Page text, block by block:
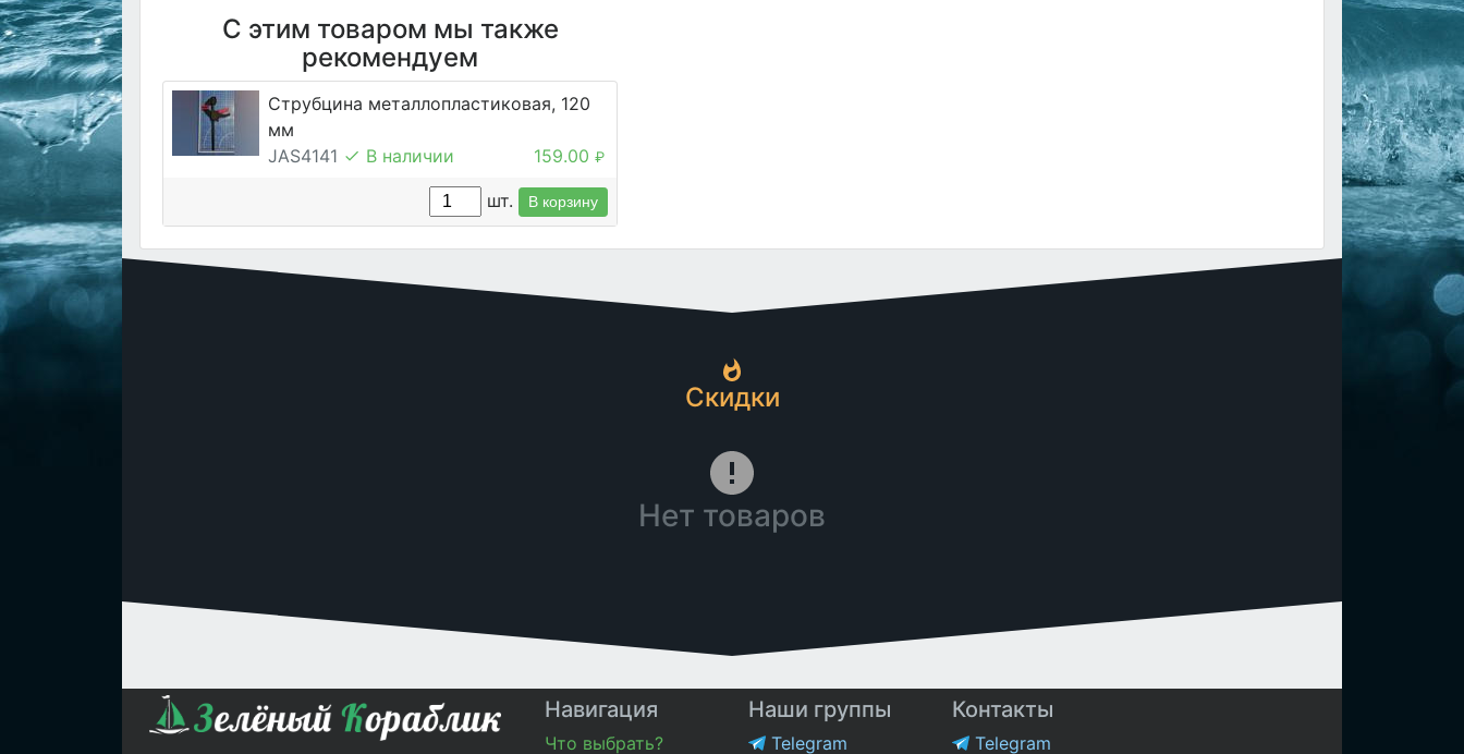
С этим товаром мы также
рекомендуем
Струбцина металлопластиковая, 120
мм
JAS4141
В наличии 159.00₽
шт. В корзину
Скидки
Нет товаров
Навигация
Что выбрать?
Наши группы
Telegram
Контакты
Telegram